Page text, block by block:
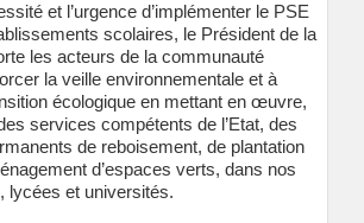
et l’urgence d’implémenter le PSE
scolaires, le Président de la
les acteurs de la communauté
la veille environnementale et à
écologique en mettant en œuvre,
services compétents de l’Etat, des
de reboisement, de plantation
d’espaces verts, dans nos
lycées et universités.